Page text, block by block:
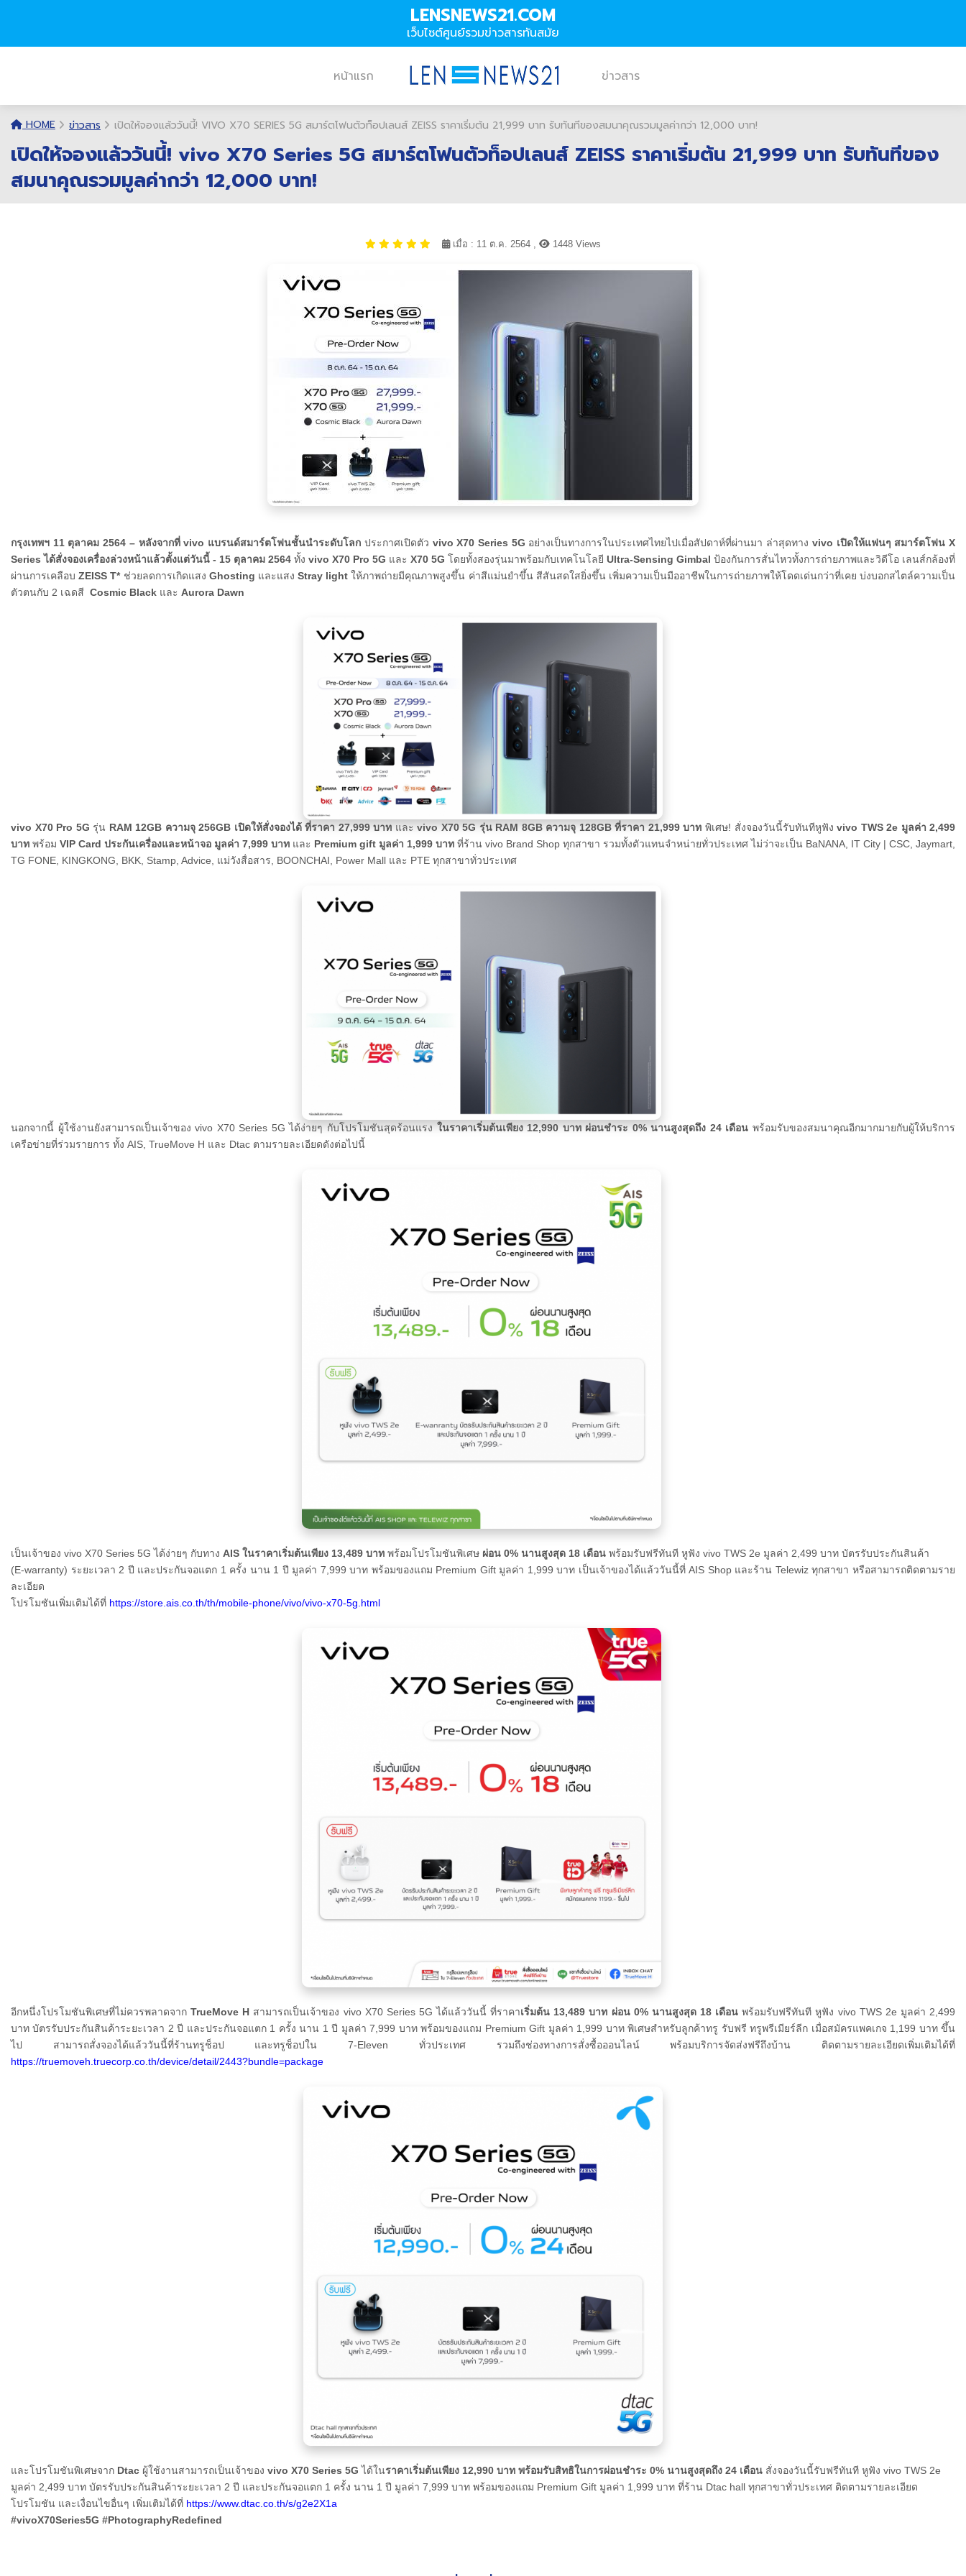
LENSNEWS21.COM
เว็บไซต์ศูนย์รวมข่าวสารทันสมัย
หน้าแรก ข่าวสาร
HOME ข่าวสาร เปิดให้จองแล้ววันนี้! VIVO X70 SERIES 5G สมาร์ตโฟนตัวท็อปเลนส์ ZEISS ราคาเริ่มต้น 21,999 บาท รับทันทีของสมนาคุณรวมมูลค่ากว่า 12,000 บาท!
เปิดให้จองแล้ววันนี้! vivo X70 Series 5G สมาร์ตโฟนตัวท็อปเลนส์ ZEISS ราคาเริ่มต้น 21,999 บาท รับทันทีของ
สมนาคุณรวมมูลค่ากว่า 12,000 บาท!
เมื่อ : 11 ต.ค. 2564 , 1448 Views
กรุงเทพฯ 11 ตุลาคม2564 – หลังจากที่vivo แบรนด์สมาร์ตโฟนชั้นนำระดับโลก ประกาศเปิดตัว vivo X70 Series 5G อย่างเป็นทางการในประเทศไทยไปเมื่อสัปดาห์ที่ผ่านมา ล่าสุดทาง vivo เปิดให้แฟนๆ สมาร์ตโฟน X
Series ได้สั่งจองเครื่องล่วงหน้าแล้วตั้งแต่วันนี้ - 15 ตุลาคม 2564 ทั้ง vivo X70 Pro 5G และ X70 5G โดยทั้งสองรุ่นมาพร้อมกับเทคโนโลยี Ultra-Sensing Gimbal ป้องกันการสั่นไหวทั้งการถ่ายภาพและวิดีโอ เลนส์กล้องที่
ผ่านการเคลือบ ZEISS T*ช่วยลดการเกิดแสง Ghosting และแสงStray light ให้ภาพถ่ายมีคุณภาพสูงขึ้น ค่าสีแม่นยำขึ้น สีสันสดใสยิ่งขึ้น เพิ่มความเป็นมืออาชีพในการถ่ายภาพให้โดดเด่นกว่าที่เคย บ่งบอกสไตล์ความเป็น
ตัวตนกับ 2 เฉดสี Cosmic Black และ Aurora Dawn
vivo X70 Pro 5G รุ่น RAM 12GB ความจุ 256GB เปิดให้สั่งจองได้ ที่ราคา 27,999 บาท และvivo X70 5G รุ่น RAM 8GB ความจุ 128GB ที่ราคา 21,999 บาท พิเศษ! สั่งจองวันนี้รับทันทีหูฟังvivo TWS 2e มูลค่า 2,499
บาท พร้อม VIP Card ประกันเครื่องและหน้าจอ มูลค่า 7,999 บาท และ Premium gift มูลค่า 1,999 บาท ที่ร้าน vivo Brand Shop ทุกสาขา รวมทั้งตัวแทนจำหน่ายทั่วประเทศ ไม่ว่าจะเป็น BaNANA, IT City | CSC, Jaymart,
TG FONE, KINGKONG, BKK, Stamp, Advice, แม่วังสื่อสาร, BOONCHAI, Power Mall และ PTE ทุกสาขาทั่วประเทศ
นอกจากนี้ ผู้ใช้งานยังสามารถเป็นเจ้าของvivo X70 Series 5G ได้ง่ายๆ กับโปรโมชันสุดร้อนแรง ในราคาเริ่มต้นเพียง 12,990 บาท ผ่อนชำระ 0% นานสูงสุดถึง 24 เดือน พร้อมรับของสมนาคุณอีกมากมายกับผู้ให้บริการ
เครือข่ายที่ร่วมรายการ ทั้ง AIS, TrueMove H และ Dtac ตามรายละเอียดดังต่อไปนี้
เป็นเจ้าของ vivo X70 Series 5G ได้ง่ายๆ กับทาง AIS ในราคาเริ่มต้นเพียง 13,489 บาท พร้อมโปรโมชันพิเศษ ผ่อน 0% นานสูงสุด 18 เดือน พร้อมรับฟรีทันที หูฟัง vivo TWS 2e มูลค่า 2,499 บาท บัตรรับประกันสินค้า
(E-warranty) ระยะเวลา 2 ปี และประกันจอแตก 1 ครั้ง นาน 1 ปี มูลค่า 7,999 บาท พร้อมของแถม Premium Gift มูลค่า 1,999 บาท เป็นเจ้าของได้แล้ววันนี้ที่ AIS Shop และร้าน Telewiz ทุกสาขา หรือสามารถติดตามราย
ละเอียด
โปรโมชันเพิ่มเติมได้ที่ https://store.ais.co.th/th/mobile-phone/vivo/vivo-x70-5g.html
อีกหนึ่งโปรโมชันพิเศษที่ไม่ควรพลาดจากTrueMove H สามารถเป็นเจ้าของ vivo X70 Series 5G ได้แล้ววันนี้ ที่ราคาเริ่มต้น 13,489 บาท ผ่อน 0% นานสูงสุด 18 เดือน พร้อมรับฟรีทันที หูฟัง vivo TWS 2e มูลค่า 2,499
บาท บัตรรับประกันสินค้าระยะเวลา 2 ปี และประกันจอแตก 1 ครั้ง นาน 1 ปี มูลค่า 7,999 บาท พร้อมของแถม Premium Gift มูลค่า 1,999 บาท พิเศษสำหรับลูกค้าทรู รับฟรี ทรูพรีเมียร์ลีก เมื่อสมัครแพคเกจ 1,199 บาท ขึ้น
ไป สามารถสั่งจองได้แล้ววันนี้ที่ร้านทรูช็อป และทรูช็อปใน 7-Eleven ทั่วประเทศ รวมถึงช่องทางการสั่งซื้อออนไลน์ พร้อมบริการจัดส่งฟรีถึงบ้าน ติดตามรายละเอียดเพิ่มเติมได้ที่
https://truemoveh.truecorp.co.th/device/detail/2443?bundle=package
และโปรโมชันพิเศษจาก Dtac ผู้ใช้งานสามารถเป็นเจ้าของ vivo X70 Series 5G ได้ในราคาเริ่มต้นเพียง 12,990 บาท พร้อมรับสิทธิในการผ่อนชำระ 0% นานสูงสุดถึง 24 เดือน สั่งจองวันนี้รับฟรีทันที หูฟัง vivo TWS 2e
มูลค่า 2,499 บาท บัตรรับประกันสินค้าระยะเวลา 2 ปี และประกันจอแตก 1 ครั้ง นาน 1 ปี มูลค่า 7,999 บาท พร้อมของแถม Premium Gift มูลค่า 1,999 บาท ที่ร้าน Dtac hall ทุกสาขาทั่วประเทศ ติดตามรายละเอียด
โปรโมชัน และเงื่อนไขอื่นๆ เพิ่มเติมได้ที่ https://www.dtac.co.th/s/g2e2X1a
#vivoX70Series5G #PhotographyRedefined